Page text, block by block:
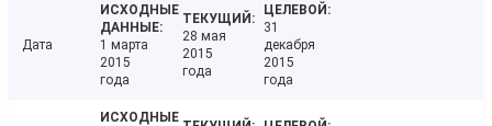
Дата
1 марта
2015
года
28 мая
2015
года
31
декабря
2015
года